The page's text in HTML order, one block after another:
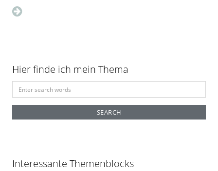
Hier finde ich mein Thema
e
r
o
Interessante Themenblocks